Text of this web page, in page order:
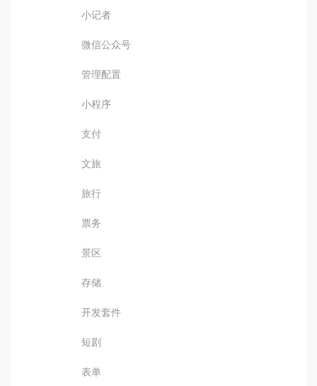
小记者
微信公众号
管理配置
小程序
支付
文旅
旅行
票务
景区
存储
开发套件
短剧
表单